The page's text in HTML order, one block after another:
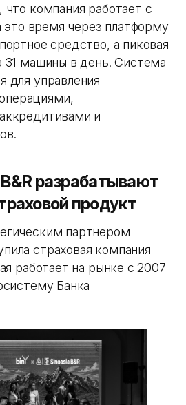
что компания работает с
это время через платформу
средство, а пиковая
31 машины в день. Система
для управления
и
разрабатывают
продукт
партнером
страховая компания
работает на рынке с 2007
Банка